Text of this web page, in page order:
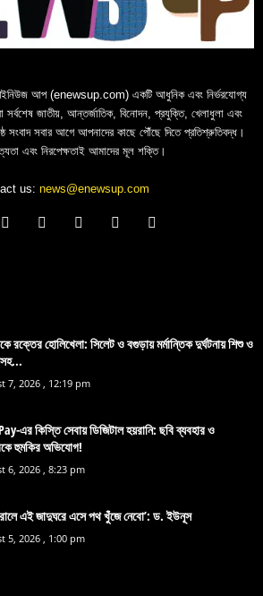
ইনিউজ আপ (enewsup.com) একটি আধুনিক এবং নির্ভরযোগ্য
জাতীয়, আন্তর্জাতিক, বিনোদন, প্রযুক্তি, খেলাধুলা এবং
সংবাদ সবার আগে আপনাদের কাছে পৌঁছে দিতে প্রতিশ্রুতিবদ্ধ।
এবং নিরপেক্ষতাই আমাদের মূল শক্তি।
us: news@enewsup.com
রক্তের হোলিখেলা: সিলেট ও বগুড়ায় মর্মান্তিক দুর্ঘটনায় শিশু ও
7, 2026 , 12:19 pm
এর কিস্তি সেবায় ডিজিটাল হয়রানি: ছবি ব্যবহার ও
হুমকির অভিযোগ!
6, 2026 , 8:23 pm
এই জাদুঘরে এসে পথ খুঁজে নেবো’: ড. ইউনূস
5, 2026 , 1:00 pm